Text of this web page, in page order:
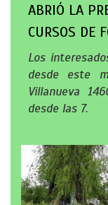
ABRIÓ LA
CURSOS DE
Los
desde este
Villanueva
desde las 7.